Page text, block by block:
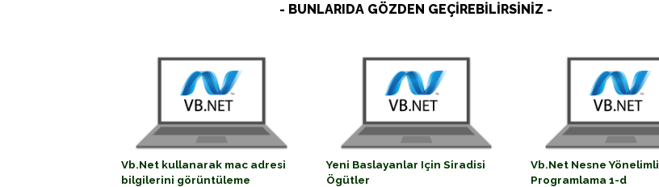
- BUNLARIDA GÖZDEN GEÇİREBİLİRSİNİZ -
Vb.Net kullanarak mac adresi
bilgilerini görüntüleme
Yeni Baslayanlar Için Siradisi
Ögütler
Vb.Net Nesne Yönelimli
Programlama 1-d